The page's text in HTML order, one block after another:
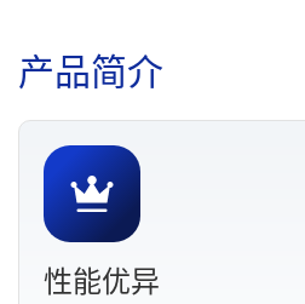
产品简介
性能优异